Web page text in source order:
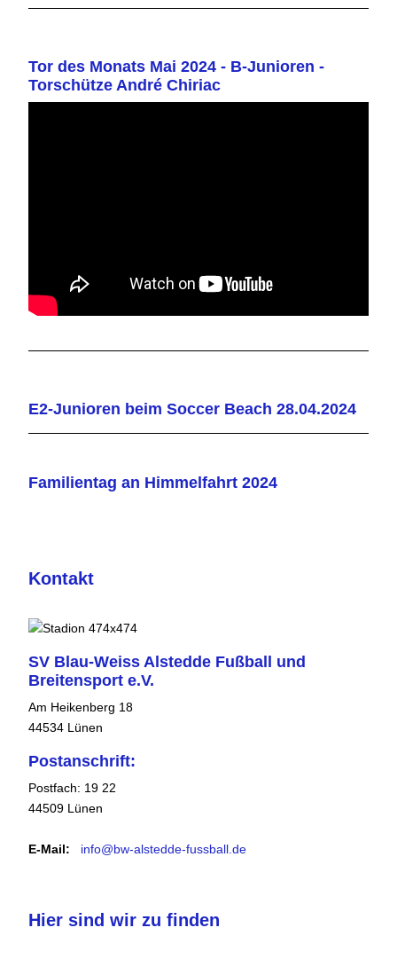
Tor des Monats Mai 2024 - B-Junioren -
Torschütze André Chiriac
E2-Junioren beim Soccer Beach 28.04.2024
Familientag an Himmelfahrt 2024
Kontakt
SV Blau-Weiss Alstedde Fußball und
Breitensport e.V.
Am Heikenberg 18
44534 Lünen
Postanschrift:
Postfach: 19 22
44509 Lünen
E-Mail: info@bw-alstedde-fussball.de
Hier sind wir zu finden